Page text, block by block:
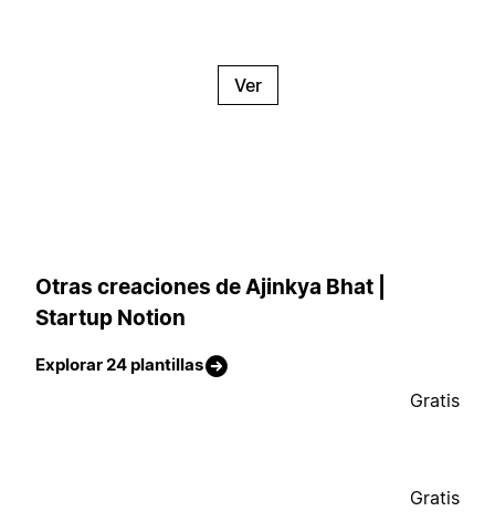
Ver
Otras creaciones de Ajinkya Bhat |
Startup Notion
Explorar 24 plantillas
Gratis
Gratis